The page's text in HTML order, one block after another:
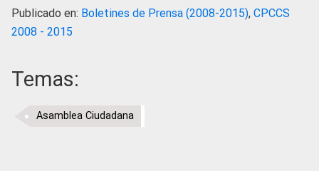
Publicado en: Boletines de Prensa (2008-2015), CPCCS
2008 - 2015
Temas:
Asamblea Ciudadana